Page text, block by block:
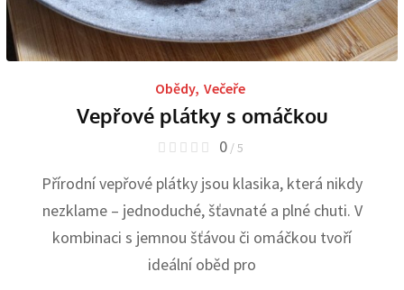
Obědy, Večeře
Vepřové plátky s omáčkou
0 / 5
Přírodní vepřové plátky jsou klasika, která nikdy
nezklame – jednoduché, šťavnaté a plné chuti. V
kombinaci s jemnou šťávou či omáčkou tvoří
ideální oběd pro